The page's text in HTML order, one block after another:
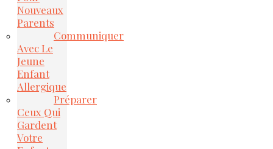
Nouveaux
Parents
Communiquer
Avec Le
Jeune
Enfant
Allergique
Préparer
Ceux Qui
Gardent
Votre